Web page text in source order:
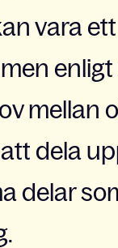
vara
mellan
dela
delar